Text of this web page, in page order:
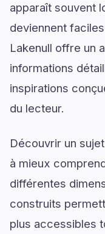
apparaît souvent
deviennent
Lakenull offre un
informations
inspirations
du lecteur.
Découvrir un
à mieux
différentes
construits
plus accessibles